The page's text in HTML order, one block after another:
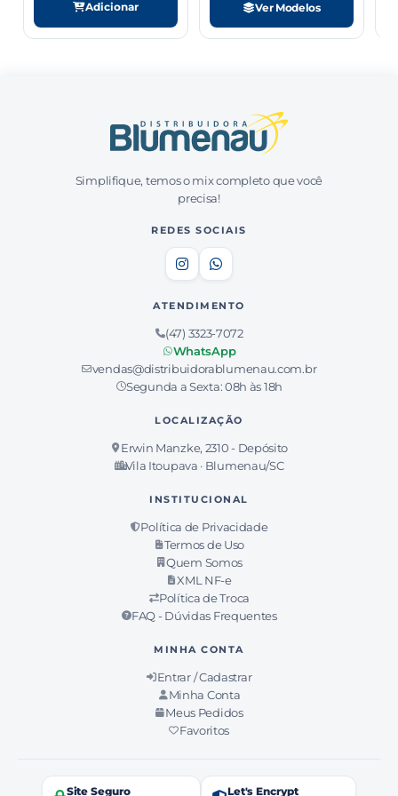
Adicionar Ver Modelos
Simplifique, temos o mix completo que você
precisa!
REDES SOCIAIS
ATENDIMENTO
(47) 3323-7072
WhatsApp
vendas@distribuidorablumenau.com.br
Segunda a Sexta: 08h às 18h
LOCALIZAÇÃO
Erwin Manzke, 2310 - Depósito
Vila Itoupava · Blumenau/SC
INSTITUCIONAL
Política de Privacidade
Termos de Uso
Quem Somos
XML NF-e
Política de Troca
FAQ - Dúvidas Frequentes
MINHA CONTA
Entrar / Cadastrar
Minha Conta
Meus Pedidos
Favoritos
Site Seguro Let's Encrypt